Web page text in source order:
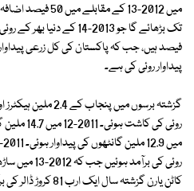
فیصد ہیں، جب کہ پاکستان کی کل زرعی
پیداوار روئی کی ہے۔
روئی کی